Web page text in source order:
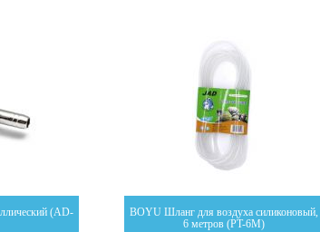
(AD-
BOYU Шланг для воздуха силиконовый,
6 метров (PT-6M)